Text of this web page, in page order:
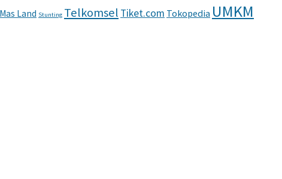
Land Stunting Telkomsel Tiket.com Tokopedia UMKM